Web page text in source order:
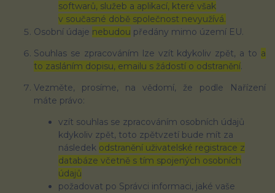
softwarů, služeb a aplikací, které však
v současné době společnost nevyužívá.
Osobní údaje nebudou předány mimo území EU.
Souhlas se zpracováním lze vzít kdykoliv zpět, a to a
to zasláním dopisu, emailu s žádostí o odstranění.
Vezměte, prosíme, na vědomí, že podle Nařízení
máte právo:
vzít souhlas se zpracováním osobních údajů
kdykoliv zpět, toto zpětvzetí bude mít za
následek odstranění uživatelské registrace z
databáze včetně s tím spojených osobních
údajů
požadovat po Správci informaci, jaké vaše